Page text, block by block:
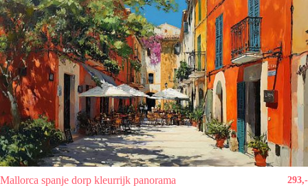
Mallorca spanje dorp kleurrijk panorama 293,-